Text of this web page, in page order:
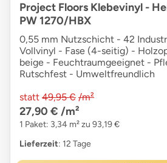
Project Floors Klebevinyl -
PW 1270/HBX
0,55 mm Nutzschicht - 42
Vollvinyl - Fase (4-seitig) -
beige - Feuchtraumgeeignet -
Rutschfest - Umweltfreundlich
statt 49,95 € /m²
27,90 € /m²
1 Paket: 3,34 m² zu 93,19 €
Lieferzeit: 12 Tage